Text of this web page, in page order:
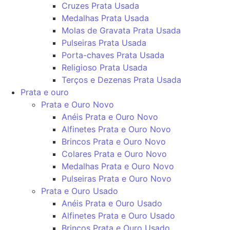
Cruzes Prata Usada
Medalhas Prata Usada
Molas de Gravata Prata Usada
Pulseiras Prata Usada
Porta-chaves Prata Usada
Religioso Prata Usada
Terços e Dezenas Prata Usada
Prata e ouro
Prata e Ouro Novo
Anéis Prata e Ouro Novo
Alfinetes Prata e Ouro Novo
Brincos Prata e Ouro Novo
Colares Prata e Ouro Novo
Medalhas Prata e Ouro Novo
Pulseiras Prata e Ouro Novo
Prata e Ouro Usado
Anéis Prata e Ouro Usado
Alfinetes Prata e Ouro Usado
Brincos Prata e Ouro Usado